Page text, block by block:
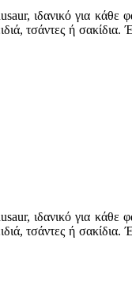
ιδανικό για κάθε
τσάντες ή σακίδια.
ιδανικό για κάθε
τσάντες ή σακίδια.